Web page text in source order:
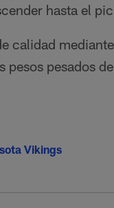
hasta el
calidad
pesados
Vikings